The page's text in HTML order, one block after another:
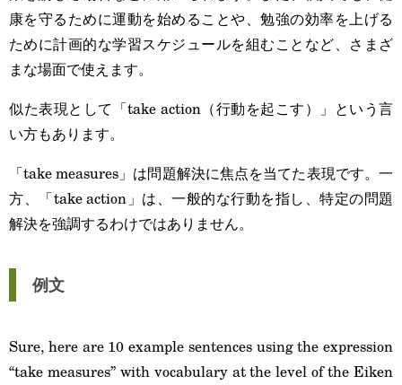
康を守るために運動を始めることや、勉強の効率を上げる
ために計画的な学習スケジュールを組むことなど、さまざ
まな場面で使えます。
似た表現として「take action（行動を起こす）」という言
い方もあります。
「take measures」は問題解決に焦点を当てた表現です。一
方、「take action」は、一般的な行動を指し、特定の問題
解決を強調するわけではありません。
例文
Sure, here are 10 example sentences using the expression
“take measures” with vocabulary at the level of the Eiken